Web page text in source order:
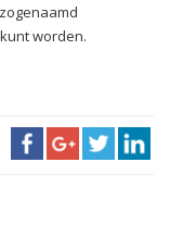
worden.